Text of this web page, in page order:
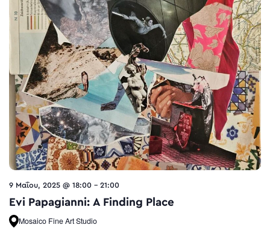
9 Μαΐου, 2025 @ 18:00 - 21:00
Evi Papagianni: A Finding Place
Mosaico Fine Art Studio